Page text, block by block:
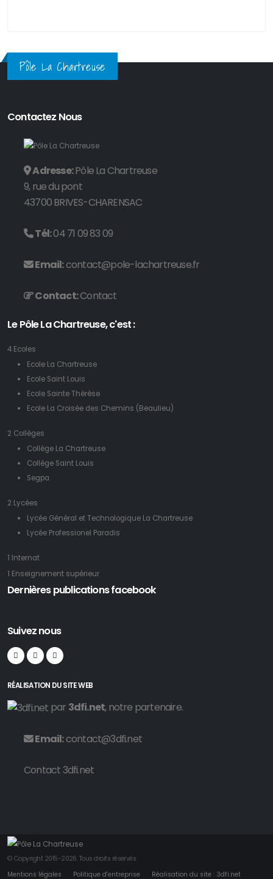
Pôle La Chartreuse
Contactez Nous
Adresse:Pôle La Chartreuse
9, rue du pont
43700 BRIVES-CHARENSAC
Tél:04 71 09 83 09
Email:contact@pole-lachartreuse.fr
Contact:Contact
Le Pôle La Chartreuse, c'est :
4 Ecoles
Ecole La Chartreuse
Ecole Saint Louis
Ecole Sainte Thérèse
Ecole La Croisée des Chemins (Beaulieu)
2 Collèges
Collège La Chartreuse
Collège Saint Louis
Segpa
2 Lycées
Lycée Général et Technologique La Chartreuse
Lycée Professionel Paradis
1 Internat
1 Enseignement supérieur
Dernières publications facebook
Suivez nous
RÉALISATION DU SITE WEB
par 3dfi.net, notre partenaire.
Email:contact@3dfi.net
Contact 3dfi.net
© Copyright 2015-2026. Tous droits réservés.
Mentions légales
Politique d'entreprise Réalisation du site : 3dfi.net